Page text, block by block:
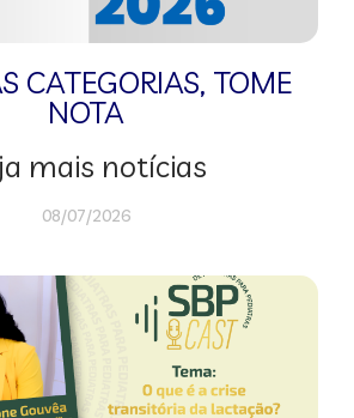
CATEGORIAS, TOME
NOTA
mais notícias
08/07/2026